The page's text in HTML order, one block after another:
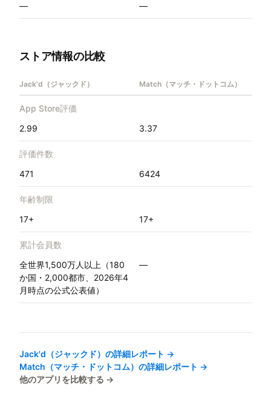
—
—
ストア情報の比較
Jack'd（ジャックド） Match（マッチ・ドットコム）
App Store評価
2.99
3.37
評価件数
471
6424
年齢制限
17+
17+
累計会員数
全世界1,500万人以上（180
か国・2,000都市、2026年4
月時点の公式公表値）
—
Jack'd（ジャックド） の詳細レポート →
Match（マッチ・ドットコム） の詳細レポート →
他のアプリを比較する →